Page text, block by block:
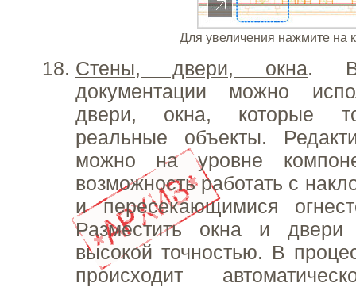
Для увеличения нажмите на
Стены, двери, окна. В
документации можно
двери, окна, которые
реальные объекты.
можно на уровне
возможность работать с
и пересекающимися
Разместить окна и
высокой точностью. В
происходит